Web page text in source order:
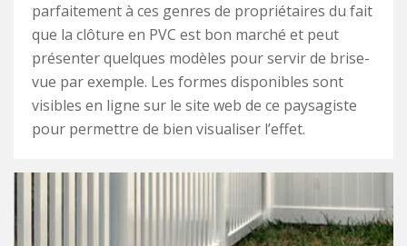
parfaitement à ces genres de propriétaires du fait
que la clôture en PVC est bon marché et peut
présenter quelques modèles pour servir de brise-
vue par exemple. Les formes disponibles sont
visibles en ligne sur le site web de ce paysagiste
pour permettre de bien visualiser l’effet.